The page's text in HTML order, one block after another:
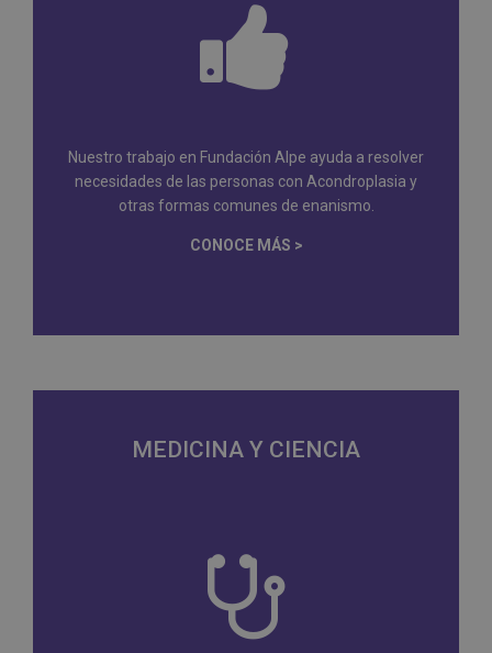
Nuestro trabajo en Fundación Alpe ayuda a resolver
necesidades de las personas con Acondroplasia y
otras formas comunes de enanismo.
CONOCE MÁS >
MEDICINA Y CIENCIA